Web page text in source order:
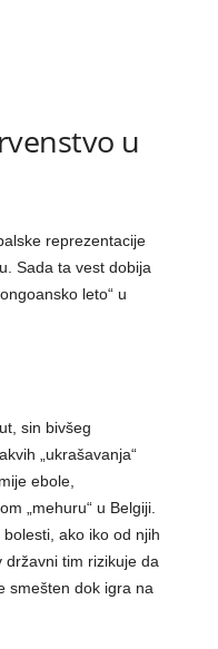
u
reprezentacije
Sada ta vest dobija
leto“ u
sin bivšeg
„ukrašavanja“
ebole,
„mehuru“ u Belgiji.
ako iko od njih
tim rizikuje da
smešten dok igra na